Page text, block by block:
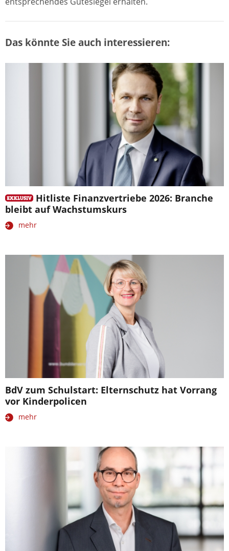
Das könnte Sie auch interessieren:
Hitliste Finanzvertriebe 2026: Branche
bleibt auf Wachstumskurs
mehr
BdV zum Schulstart: Elternschutz hat Vorrang
vor Kinderpolicen
mehr